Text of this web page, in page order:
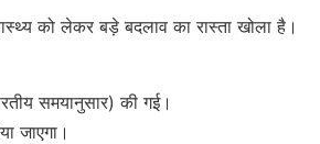
को लेकर बड़े बदलाव का रास्ता खोला है।
समयानुसार) की गई।
जाएगा।